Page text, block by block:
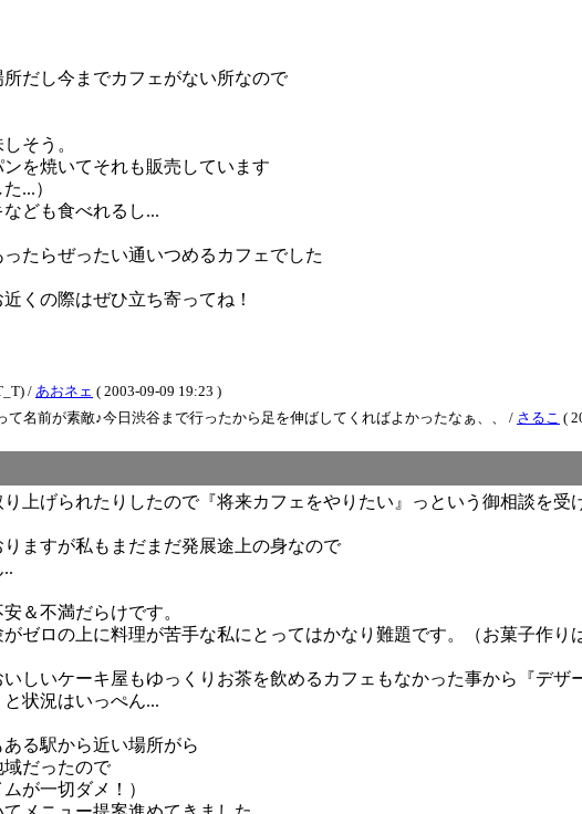
だし今までカフェがない所なので
そう。
を焼いてそれも販売しています
...）
ども食べれるし...
たらぜったい通いつめるカフェでした
くの際はぜひ立ち寄ってね！
/ あおネェ ( 2003-09-09 19:23 )
名前が素敵♪今日渋谷まで行ったから足を伸ばしてくればよかったなぁ、、 / さるこ (
上げられたりしたので『将来カフェをやりたい』っという御相談を受
ますが私もまだまだ発展途上の身なので
＆不満だらけです。
ゼロの上に料理が苦手な私にとってはかなり難題です。（お菓子作り
しいケーキ屋もゆっくりお茶を飲めるカフェもなかった事から『デ
状況はいっぺん...
る駅から近い場所がら
だったので
が一切ダメ！）